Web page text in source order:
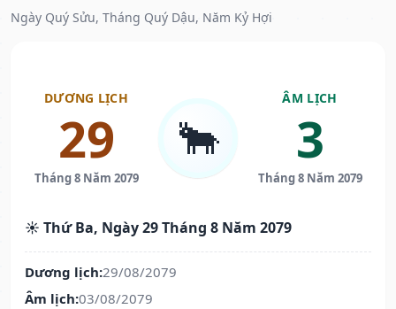
Ngày Quý Sửu, Tháng Quý Dậu, Năm Kỷ Hợi
DƯƠNG LỊCH
29
Tháng 8 Năm 2079
🐂
ÂM LỊCH
3
Tháng 8 Năm 2079
☀️ Thứ Ba, Ngày 29 Tháng 8 Năm 2079
Dương lịch:29/08/2079
Âm lịch:03/08/2079